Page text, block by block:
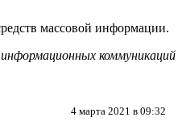
массовой информации.
коммуникаций
4 марта 2021 в 09:32